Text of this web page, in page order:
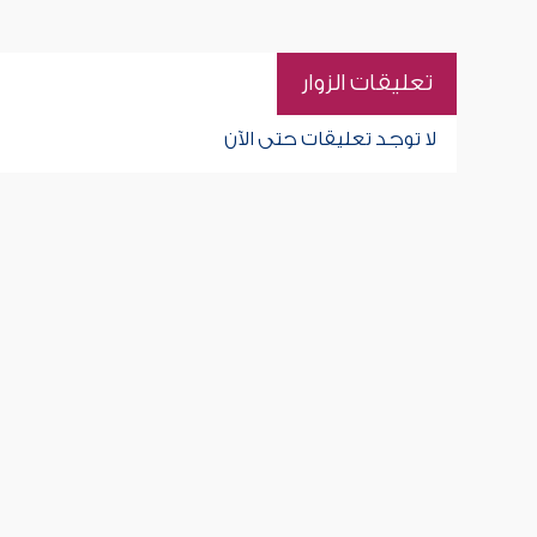
تعليقات الزوار
لا توجد تعليقات حتى الآن